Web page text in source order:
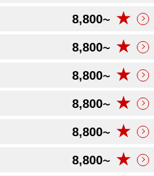
8,800〜 ★
8,800〜 ★
8,800〜 ★
8,800〜 ★
8,800〜 ★
8,800〜 ★